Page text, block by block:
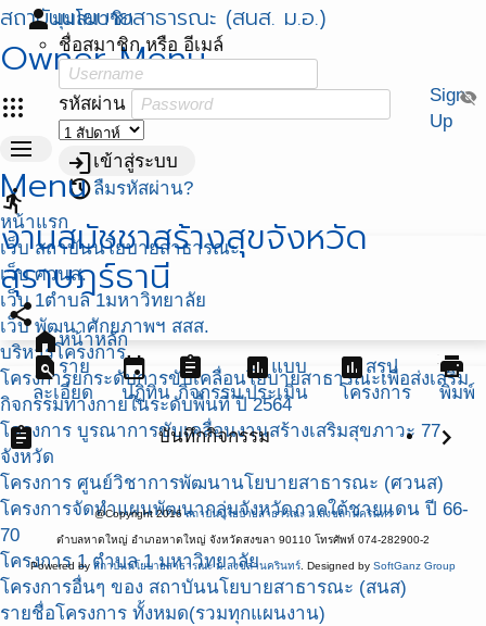
สถาบันนโยบายสาธารณะ (สนส. ม.อ.)
Owner Menu
apps
personมุมสมาชิก
ชื่อสมาชิก หรือ อีเมล์
รหัสผ่าน visibility_off
loginเข้าสู่ระบบ
restoreลืมรหัสผ่าน?
Sign
Up
menu
Menu
หน้าแรก
เว็บ สถาบันนโยบายสาธารณะ
เว็บ ศวนส.
เว็บ 1ตำบล 1มหาวิทยาลัย
เว็บ พัฒนาศักยภาพฯ สสส.
บริหารโครงการ
โครงการยกระดับการขับเคลื่อนโยบายสาธารณะเพื่อส่งเสริม
กิจกรรมทางกายในระดับพื้นที่ ปี 2564
โครงการ บูรณาการขับเคลื่อนงานสร้างเสริมสุขภาวะ 77
จังหวัด
โครงการ ศูนย์วิชาการพัฒนานโยบายสาธารณะ (ศวนส)
โครงการจัดทำแผนพัฒนากลุ่มจังหวัดภาคใต้ชายแดน ปี 66-
70
โครงการ 1 ตำบล 1 มหาวิทยาลัย
โครงการอื่นๆ ของ สถาบันนโยบายสาธารณะ (สนส)
รายชื่อโครงการ ทั้งหมด(รวมทุกแผนงาน)
directions_run
งานสมัชชาสร้างสุขจังหวัด
สุราษฎร์ธานี
share
homeหน้าหลัก
find_in_pageราย
ละเอียด
event
ปฏิทิน
assignment
กิจกรรม
assessmentแบบ
ประเมิน
assessmentสรุป
โครงการ
print
พิมพ์
assignment บันทึกกิจกรรม chevron_right
@Copyright 2016สถาบันนโยบายสาธารณะ ม.สงขลานครินทร์
ตำบลหาดใหญ่ อำเภอหาดใหญ่ จังหวัดสงขลา 90110 โทรศัพท์ 074-282900-2
Powered by สถาบันนโยบายสาธารณะ ม.สงขลานครินทร์ . Designed by SoftGanz Group